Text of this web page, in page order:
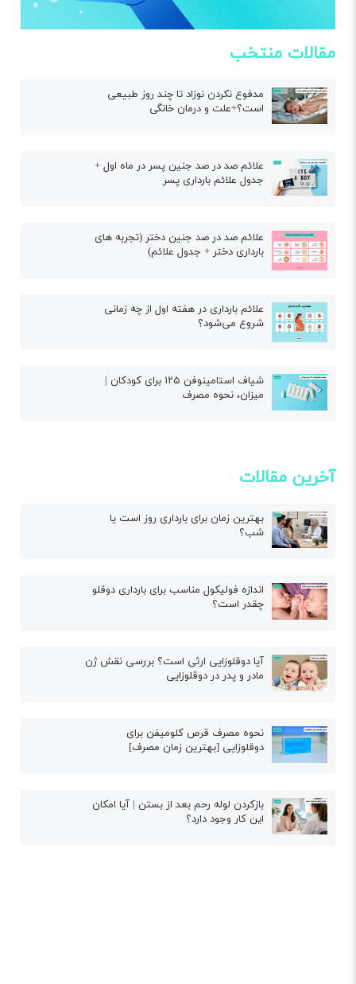
مقالات منتخب
مدفوع نکردن نوزاد تا چند روز طبیعی
است؟+علت و درمان خانگی
علائم صد در صد جنین پسر در ماه اول +
جدول علائم بارداری پسر
علائم صد در صد جنین دختر (تجربه های
بارداری دختر + جدول علائم)
علائم بارداری در هفته اول از چه زمانی
شروع می‌شود؟
شیاف استامینوفن ۱۲۵ برای کودکان |
میزان، نحوه مصرف
آخرین مقالات
بهترین زمان برای بارداری روز است یا
شب؟
اندازه فولیکول مناسب برای بارداری دوقلو
چقدر است؟
آیا دوقلوزایی ارثی است؟ بررسی نقش ژن
مادر و پدر در دوقلوزایی
نحوه مصرف قرص کلومیفن برای
دوقلوزایی [بهترین زمان مصرف]
بازکردن لوله رحم بعد از بستن | آیا امکان
این کار وجود دارد؟